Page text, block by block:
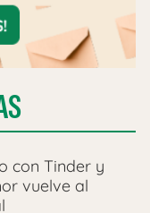
con Tinder y
vuelve al